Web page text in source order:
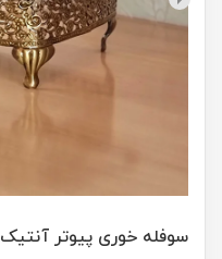
سوفله خوری پیوتر آنتیک